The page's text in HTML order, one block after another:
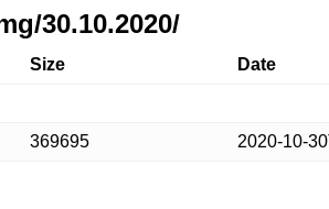
30.10.2020/
Size Date
369695 2020-10-